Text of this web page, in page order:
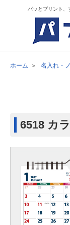
パッとプリント、
ホーム 名入れ・
6518 カ